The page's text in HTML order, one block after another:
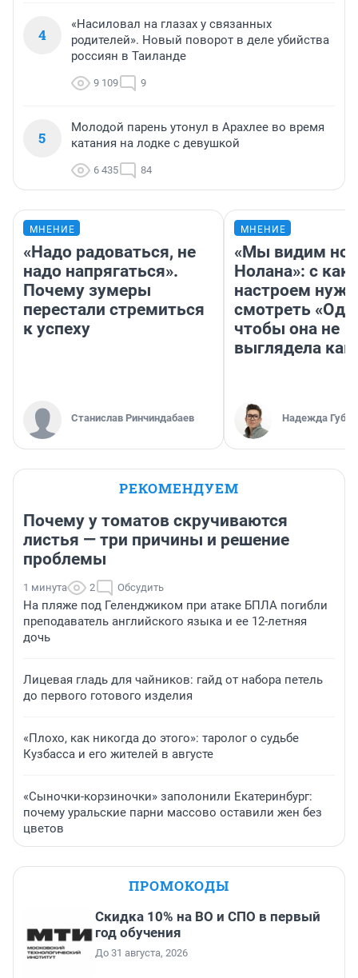
4
«Насиловал на глазах у связанных
родителей». Новый поворот в деле убийства
россиян в Таиланде
9 109 9
5
Молодой парень утонул в Арахлее во время
катания на лодке с девушкой
6 435 84
МНЕНИЕ
«Надо радоваться, не
надо напрягаться».
Почему зумеры
перестали стремиться
к успеху
Станислав Ринчиндабаев
МНЕНИЕ
«Мы видим
Нолана»: с
настроем
смотреть
чтобы она не
выглядела как
Надежда
РЕКОМЕНДУЕМ
Почему у томатов скручиваются
листья — три причины и решение
проблемы
1 минута 2 Обсудить
На пляже под Геленджиком при атаке БПЛА погибли
преподаватель английского языка и ее 12-летняя
дочь
Лицевая гладь для чайников: гайд от набора петель
до первого готового изделия
«Плохо, как никогда до этого»: таролог о судьбе
Кузбасса и его жителей в августе
«Сыночки-корзиночки» заполонили Екатеринбург:
почему уральские парни массово оставили жен без
цветов
ПРОМОКОДЫ
Скидка 10% на ВО и СПО в первый
год обучения
До 31 августа, 2026